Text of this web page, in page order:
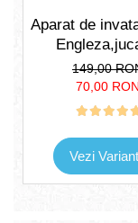
Aparat de
educativa,
pentru copii,
engleza, 224
149,00
70,00 RON
Vezi